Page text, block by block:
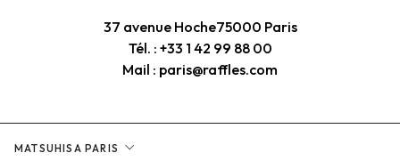
37 avenue Hoche75000 Paris
Tél. : +33 1 42 99 88 00
Mail : paris@raffles.com
MATSUHISA PARIS expand_more